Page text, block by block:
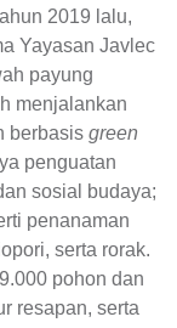
2019 lalu,
Yayasan Javlec
payung
menjalankan
berbasis green
penguatan
sosial budaya;
penanaman
serta rorak.
pohon dan
resapan, serta